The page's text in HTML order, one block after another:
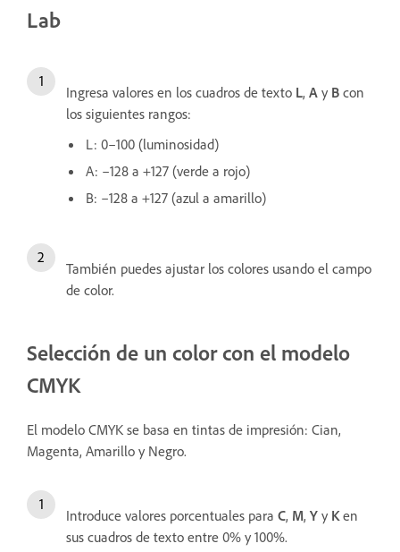
Lab
Ingresa valores en los cuadros de texto L, A y B con
los siguientes rangos:
L: 0–100 (luminosidad)
A: –128 a +127 (verde a rojo)
B: –128 a +127 (azul a amarillo)
También puedes ajustar los colores usando el campo
de color.
Selección de un color con el modelo
CMYK
El modelo CMYK se basa en tintas de impresión: Cian,
Magenta, Amarillo y Negro.
Introduce valores porcentuales para C, M, Y y Ken
sus cuadros de texto entre 0% y 100%.